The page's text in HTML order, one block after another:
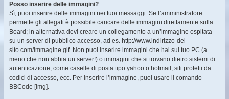
Posso inserire delle immagini?
Sì, puoi inserire delle immagini nei tuoi messaggi. Se l’amministratore
permette gli allegati è possibile caricare delle immagini direttamente sulla
Board; in alternativa devi creare un collegamento a un’immagine ospitata
su un server di pubblico accesso, ad es. http://www.indirizzo-del-
sito.com/immagine.gif. Non puoi inserire immagini che hai sul tuo PC (a
meno che non abbia un server!) o immagini che si trovano dietro sistemi di
autenticazione, come caselle di posta tipo yahoo o hotmail, siti protetti da
codici di accesso, ecc. Per inserire l’immagine, puoi usare il comando
BBCode [img].